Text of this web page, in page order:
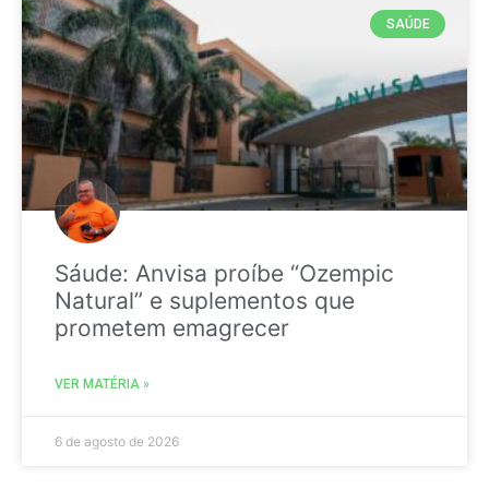
SAÚDE
Sáude: Anvisa proíbe “Ozempic
Natural” e suplementos que
prometem emagrecer
VER MATÉRIA »
6 de agosto de 2026